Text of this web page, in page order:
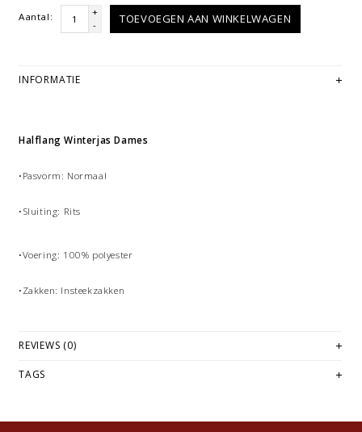
Aantal:
+
-
TOEVOEGEN AAN WINKELWAGEN
INFORMATIE
Halflang Winterjas Dames
•Pasvorm: Normaal
•Sluiting: Rits
•Voering: 100% polyester
•Zakken: Insteekzakken
REVIEWS (0)
TAGS